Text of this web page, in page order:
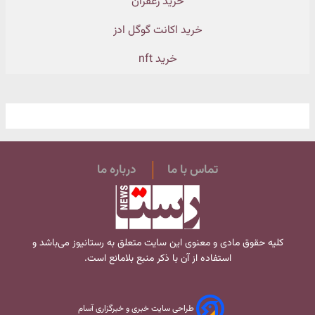
خرید اکانت گوگل ادز
خرید nft
تماس با ما درباره ما
کلیه حقوق مادی و معنوی این سایت متعلق به رستانیوز می‌باشد و
استفاده از آن با ذکر منبع بلامانع است.
طراحی سایت خبری و خبرگزاری آسام